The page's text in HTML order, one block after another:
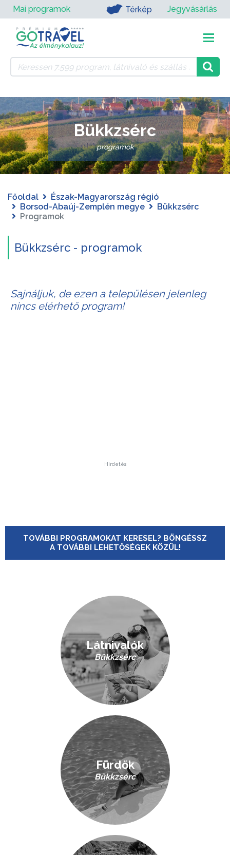
Mai programok Térkép Jegyvásárlás
Bükkzsérc
programok
Főoldal
Észak-Magyarország régió
Borsod-Abaúj-Zemplén megye
Bükkzsérc
Programok
Bükkzsérc - programok
Sajnáljuk, de ezen a településen jelenleg
nincs elérhető program!
Hirdetés
TOVÁBBI PROGRAMOKAT KERESEL? BÖNGÉSSZ
A TOVÁBBI LEHETŐSÉGEK KÖZÜL!
Látnivalók
Bükkzsérc
Fürdők
Bükkzsérc